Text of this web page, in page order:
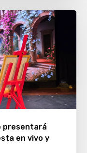
presentará
en vivo y